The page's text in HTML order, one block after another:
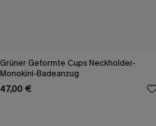
Grüner Geformte Cups Neckholder-
Monokini-Badeanzug
47,00 €